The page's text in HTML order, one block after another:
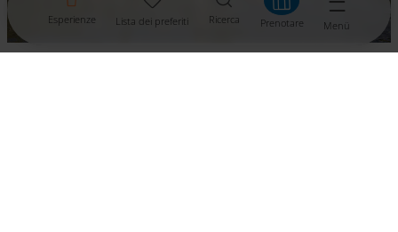
Esperienze Lista dei preferiti Ricerca Prenotare Menü